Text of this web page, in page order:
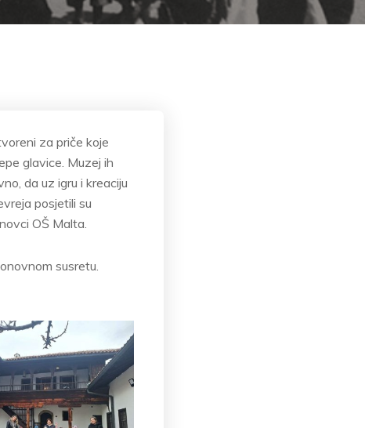
za priče koje
glavice. Muzej ih
da uz igru i kreaciju
posjetili su
OŠ Malta.
susretu.